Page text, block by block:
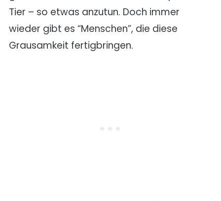
Tier – so etwas anzutun. Doch immer
wieder gibt es “Menschen”, die diese
Grausamkeit fertigbringen.